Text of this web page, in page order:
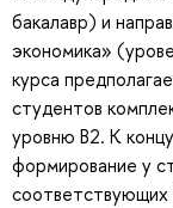
бакалавр) и
экономика»
курса
студентов
уровню B2. К
формирование у